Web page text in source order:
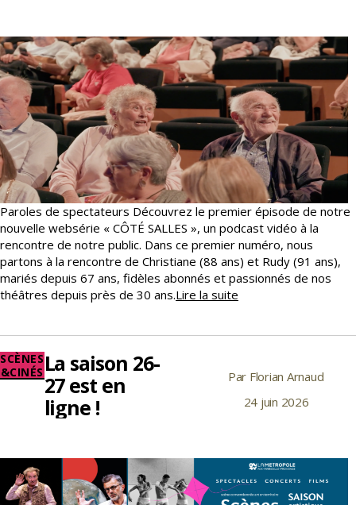
Paroles de spectateurs Découvrez le premier épisode de notre
nouvelle websérie « CÔTÉ SALLES », un podcast vidéo à la
rencontre de notre public. Dans ce premier numéro, nous
partons à la rencontre de Christiane (88 ans) et Rudy (91 ans),
mariés depuis 67 ans, fidèles abonnés et passionnés de nos
théâtres depuis près de 30 ans.Lire la suite
itinérant
Catégories
SCÈNES
&CINÉS La saison 26-
27 est en
ligne !
Auteur
l’article
Par Florian Arnaud
Date24 juin 2026